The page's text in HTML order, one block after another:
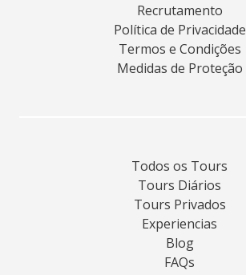
Recrutamento
Política de Privacidade
Termos e Condições
Medidas de Proteção
Todos os Tours
Tours Diários
Tours Privados
Experiencias
Blog
FAQs